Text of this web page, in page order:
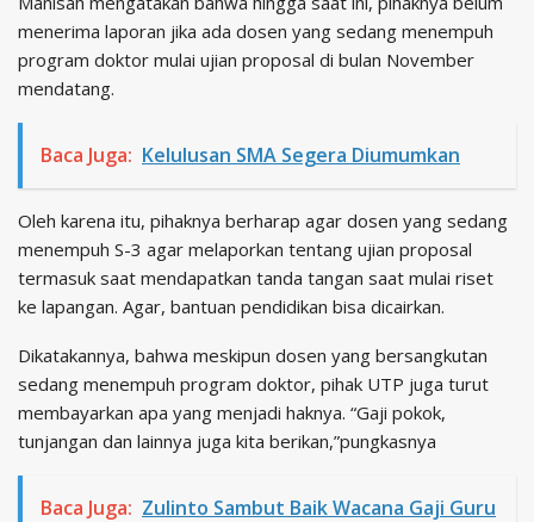
menerima laporan jika ada dosen yang sedang menempuh
program doktor mulai ujian proposal di bulan November
mendatang.
Baca Juga: Kelulusan SMA Segera Diumumkan
Oleh karena itu, pihaknya berharap agar dosen yang sedang
menempuh S-3 agar melaporkan tentang ujian proposal
termasuk saat mendapatkan tanda tangan saat mulai riset
ke lapangan. Agar, bantuan pendidikan bisa dicairkan.
Dikatakannya, bahwa meskipun dosen yang bersangkutan
sedang menempuh program doktor, pihak UTP juga turut
membayarkan apa yang menjadi haknya. “Gaji pokok,
tunjangan dan lainnya juga kita berikan,”pungkasnya
Baca Juga: Zulinto Sambut Baik Wacana Gaji Guru